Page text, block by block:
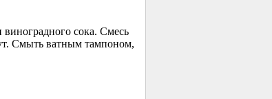
сока. Смесь
Смыть ватным тампоном,